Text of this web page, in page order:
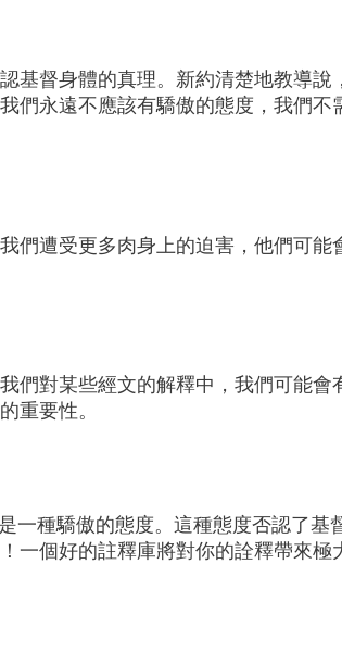
基督身體的真理。新約清楚地教導說
們永遠不應該有驕傲的態度，我們不
們遭受更多肉身上的迫害，他們可能
們對某些經文的解釋中，我們可能會
重要性。
一種驕傲的態度。這種態度否認了基
一個好的註釋庫將對你的詮釋帶來極